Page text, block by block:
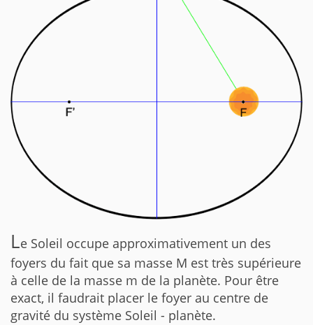
Le Soleil occupe approximativement un des
foyers du fait que sa masse M est très supérieure
à celle de la masse m de la planète. Pour être
exact, il faudrait placer le foyer au centre de
gravité du système Soleil - planète.